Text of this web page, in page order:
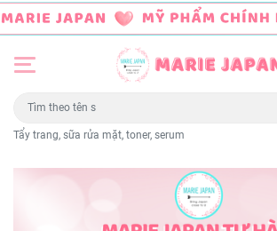
Tẩy trang, sữa rửa mặt, toner, serum